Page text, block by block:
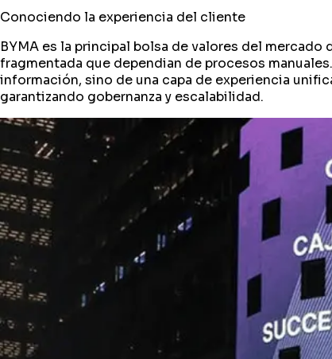
Conociendo la experiencia del cliente
BYMA es la principal bolsa de valores del
fragmentada que dependian de procesos
información, sino de una capa de experiencia
garantizando gobernanza y escalabilidad.